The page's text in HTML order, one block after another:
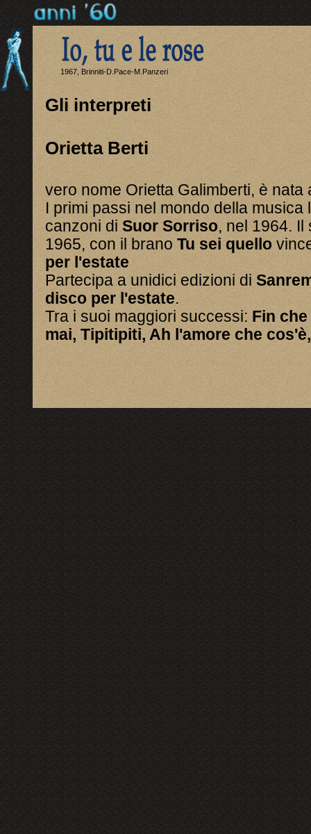
1967, Brinniti-D.Pace-M.Panzeri
Gli interpreti
Orietta Berti
vero nome Orietta Galimberti, è
I primi passi nel mondo della
canzoni di Suor Sorriso, nel 1964.
1965, con il brano Tu sei quello
per l'estate
Partecipa a unidici edizioni di
disco per l'estate.
Tra i suoi maggiori successi: Fin
mai, Tipitipiti, Ah l'amore che